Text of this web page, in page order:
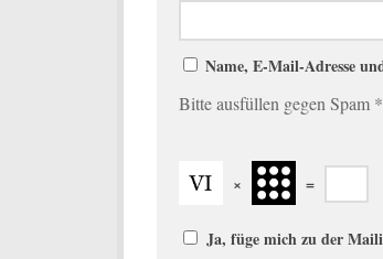
Name, E-Mail-Adresse
Bitte ausfüllen gegen Spam *
× =
Ja, füge mich zu der